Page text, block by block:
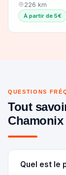
226 km
À partir de 5€
QUESTIONS
Tout
Quel est le